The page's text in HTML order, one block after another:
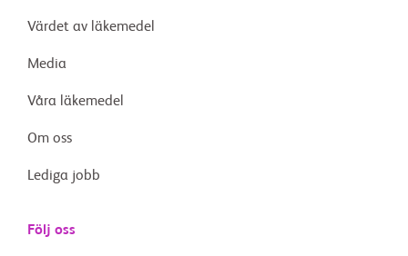
Värdet av läkemedel
Media
Våra läkemedel
Om oss
Lediga jobb
Följ oss